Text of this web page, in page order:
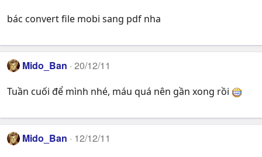
bác convert file mobi sang pdf nha
Mido_Ban 20/12/11
Tuần cuối để mình nhé, máu quá nên gần xong rồi
Mido_Ban 12/12/11